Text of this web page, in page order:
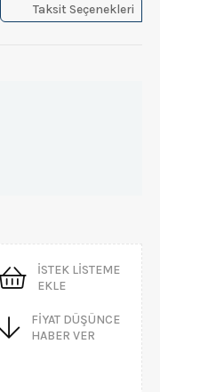
Taksit Seçenekleri
İSTEK LISTEME
EKLE
FIYAT DÜŞÜNCE
HABER VER